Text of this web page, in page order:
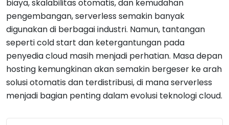
biaya, skalabilitas otomatis, dan kemudahan
pengembangan, serverless semakin banyak
digunakan di berbagai industri. Namun, tantangan
seperti cold start dan ketergantungan pada
penyedia cloud masih menjadi perhatian. Masa depan
hosting kemungkinan akan semakin bergeser ke arah
solusi otomatis dan terdistribusi, di mana serverless
menjadi bagian penting dalam evolusi teknologi cloud.